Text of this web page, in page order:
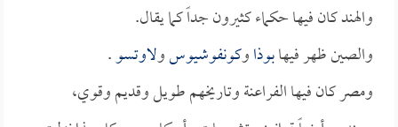
والهند كان فيها حكماء كثيرون جداً كما يقال.
والصين ظهر فيهابوذاوكونفوشيوسولاوتسو.
ومصر كان فيها الفراعنة وتاريخهم طويل وقديم وقوي،